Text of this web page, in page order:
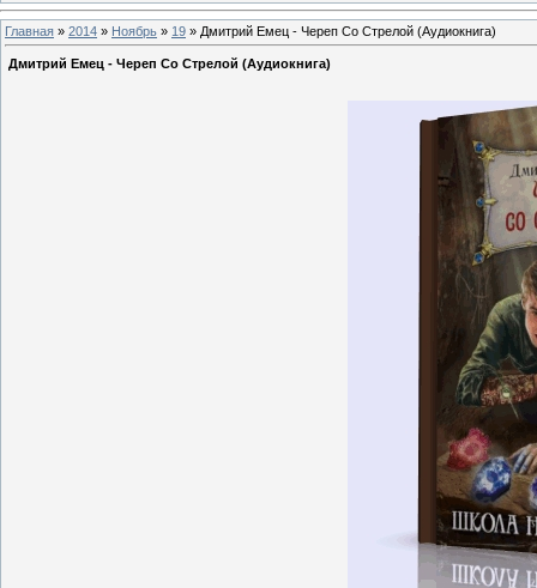
Главная » 2014 » Ноябрь » 19 » Дмитрий Емец - Череп Со Стрелой (Аудиокнига)
Дмитрий Емец - Череп Со Стрелой (Аудиокнига)